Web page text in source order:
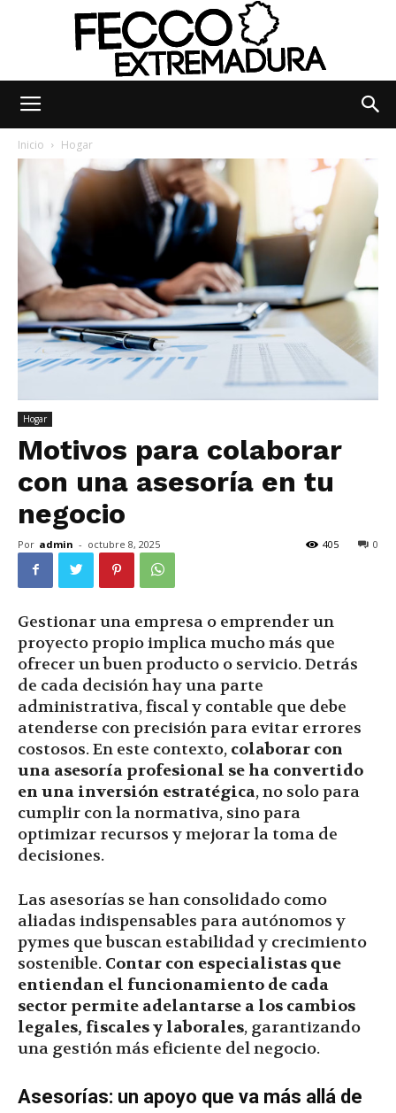
Digital
Extremadura
Inicio Hogar
Hogar
Motivos para colaborar
con una asesoría en tu
negocio
Por admin - octubre 8, 2025 0
405
Gestionar una empresa o emprender un
proyecto propio implica mucho más que
ofrecer un buen producto o servicio. Detrás
de cada decisión hay una parte
administrativa, fiscal y contable que debe
atenderse con precisión para evitar errores
costosos. En este contexto, colaborar con
una asesoría profesional se ha convertido
en una inversión estratégica, no solo para
cumplir con la normativa, sino para
optimizar recursos y mejorar la toma de
decisiones.
Las asesorías se han consolidado como
aliadas indispensables para autónomos y
pymes que buscan estabilidad y crecimiento
sostenible. Contar con especialistas que
entiendan el funcionamiento de cada
sector permite adelantarse a los cambios
legales, fiscales y laborales, garantizando
una gestión más eficiente del negocio.
Asesorías: un apoyo que va más allá de